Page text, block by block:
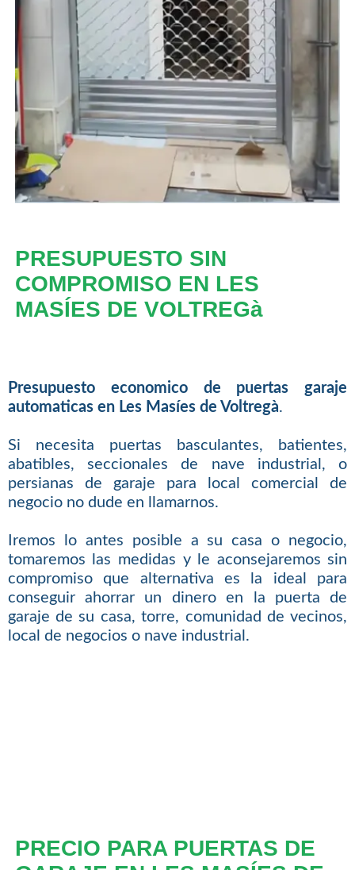
PRESUPUESTO SIN
COMPROMISO EN LES
MASÍES DE VOLTREGà
Presupuesto economico de puertas garaje
automaticas en Les Masíes de Voltregà.
Si necesita puertas basculantes, batientes,
abatibles, seccionales de nave industrial, o
persianas de garaje para local comercial de
negocio no dude en llamarnos.
Iremos lo antes posible a su casa o negocio,
tomaremos las medidas y le aconsejaremos sin
compromiso que alternativa es la ideal para
conseguir ahorrar un dinero en la puerta de
garaje de su casa, torre, comunidad de vecinos,
local de negocios o nave industrial.
PRECIO PARA PUERTAS DE